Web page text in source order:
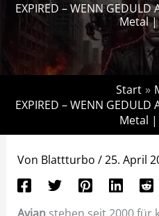
EXPIRED – WENN GEDULD
Metal |
Start
EXPIRED – WENN GEDULD
Metal |
Von Blattturbo /25. April